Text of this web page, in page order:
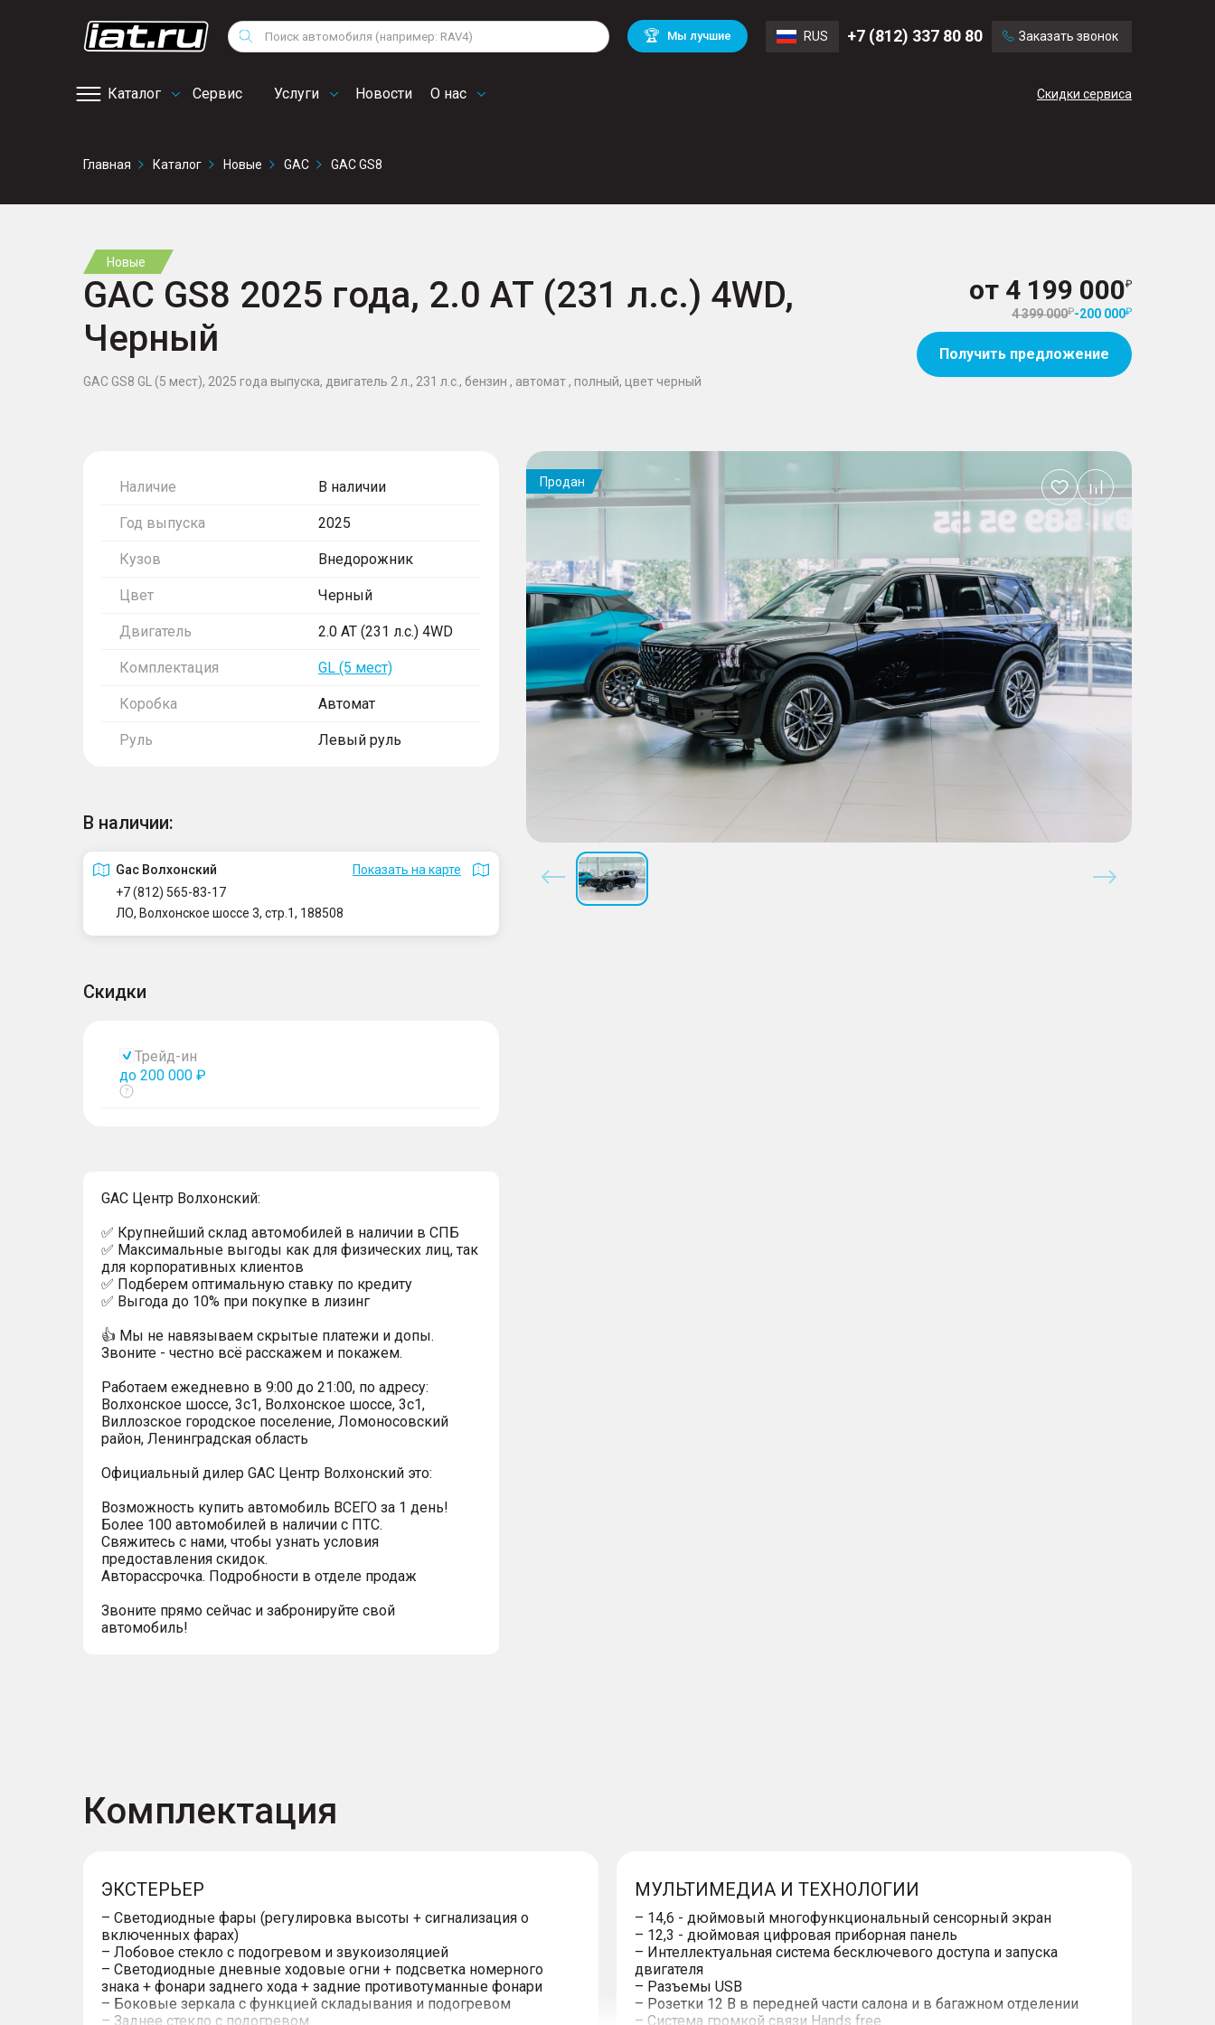
Поиск 🏆 Мы лучшие RUS +7 (812) 337 80 80 Заказать звонок
Каталог Сервис
сервис
Услуги Новости О нас Скидки сервиса
Снегоходы
Квадроциклы
Volkswagen
Mitsubishi BMW
Audi
Mercedes Benz Volvo
Главная Каталог Новые GAC GAC GS8
Новые
GAC GS8 2025 года, 2.0 AT (231 л.с.) 4WD,
Черный
GAC GS8 GL (5 мест), 2025 года выпуска, двигатель 2 л., 231 л.с., бензин , автомат , полный, цвет черный
от 4 199 000
4 399 000 -200 000
Получить предложение
Наличие В наличии
Год выпуска 2025
Кузов Внедорожник
Цвет Черный
Двигатель 2.0 AT (231 л.с.) 4WD
Комплектация GL (5 мест)
Коробка Автомат
Руль Левый руль
В наличии:
Gac Волхонский
Показать на карте
+7 (812) 565-83-17
ЛО, Волхонское шоссе 3, стр.1, 188508
Скидки
Трейд-ин
до 200 000 ₽
Показать
GAC Центр Волхонский:
✅ Крупнейший склад автомобилей в наличии в СПБ
✅ Максимальные выгоды как для физических лиц, так
для корпоративных клиентов
✅ Подберем оптимальную ставку по кредиту
✅ Выгода до 10% при покупке в лизинг
👍 Мы не навязываем скрытые платежи и допы.
Звоните - честно всё расскажем и покажем.
Работаем ежедневно в 9:00 до 21:00, по адресу:
Волхонское шоссе, 3с1, Волхонское шоссе, 3с1,
Виллозское городское поселение, Ломоносовский
район, Ленинградская область
Официальный дилер GAC Центр Волхонский это:
Возможность купить автомобиль ВСЕГО за 1 день!
Более 100 автомобилей в наличии с ПТС.
Свяжитесь с нами, чтобы узнать условия
предоставления скидок.
Авторассрочка. Подробности в отделе продаж
Звоните прямо сейчас и забронируйте свой
автомобиль!
Продан
Добавить
в
избранное
Комплектация
ЭКСТЕРЬЕР
– Светодиодные фары (регулировка высоты + сигнализация о
включенных фарах)
– Лобовое стекло с подогревом и звукоизоляцией
– Светодиодные дневные ходовые огни + подсветка номерного
знака + фонари заднего хода + задние противотуманные фонари
– Боковые зеркала с функцией складывания и подогревом
– Заднее стекло с подогревом
МУЛЬТИМЕДИА И ТЕХНОЛОГИИ
– 14,6 - дюймовый многофункциональный сенсорный экран
– 12,3 - дюймовая цифровая приборная панель
– Интеллектуальная система бесключевого доступа и запуска
двигателя
– Разъемы USB
– Розетки 12 В в передней части салона и в багажном отделении
– Система громкой связи Hands free